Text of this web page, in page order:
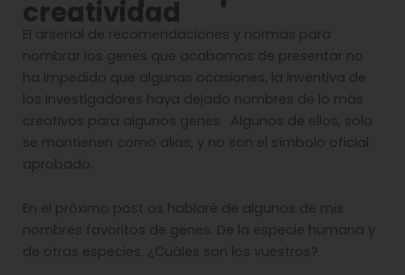
creatividad
El arsenal de recomendaciones y normas para
nombrar los genes que acabamos de presentar no
ha impedido que algunas ocasiones, la inventiva de
los investigadores haya dejado nombres de lo más
creativos para algunos genes. Algunos de ellos, solo
se mantienen como alias, y no son el símbolo oficial
aprobado.
En el próximo post os hablaré de algunos de mis
nombres favoritos de genes. De la especie humana y
de otras especies. ¿Cuáles son los vuestros?